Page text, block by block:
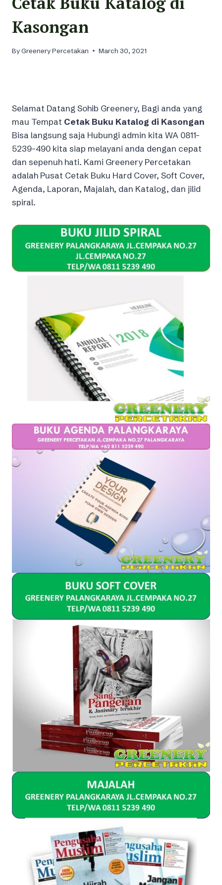
Kasongan
ByGreenery Percetakan March 30, 2021
Selamat Datang Sohib Greenery, Bagi anda yang
mau Tempat Cetak Buku Katalog di Kasongan
Bisa langsung saja Hubungi admin kita WA 0811-
5239-490 kita siap melayani anda dengan cepat
dan sepenuh hati. Kami Greenery Percetakan
adalah Pusat Cetak Buku Hard Cover, Soft Cover,
Agenda, Laporan, Majalah, dan Katalog, dan jilid
spiral.